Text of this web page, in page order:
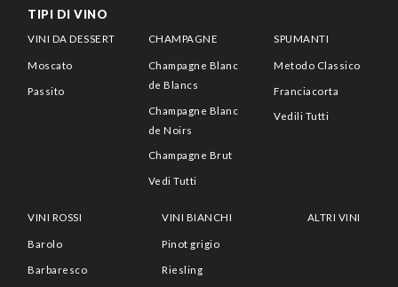
TIPI DI VINO
VINI DA DESSERT
Moscato
Passito
CHAMPAGNE
Champagne Blanc
de Blancs
Champagne Blanc
de Noirs
Champagne Brut
Vedi Tutti
SPUMANTI
Metodo Classico
Franciacorta
Vedili Tutti
VINI ROSSI
Barolo
Barbaresco
VINI BIANCHI
Pinot grigio
Riesling
ALTRI VINI